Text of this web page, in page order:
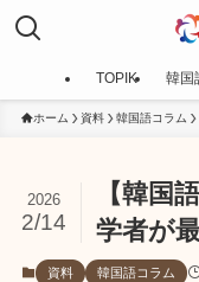
TOPIK 韓国
ホーム 資料 韓国語コラム
【韓国
学者が
2026
2/14
資料 韓国語コラム